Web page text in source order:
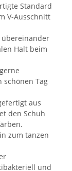
Standard
V-Ausschnitt
übereinander
Halt beim
schönen Tag
aus
den Schuh
zum tanzen
und